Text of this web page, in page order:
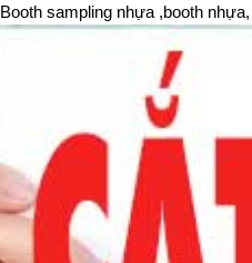
Booth sampling nhựa ,booth